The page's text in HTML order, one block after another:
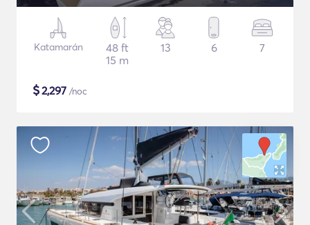
Katamarán
48 ft
15 m
13 6 7
$2,297 /noc